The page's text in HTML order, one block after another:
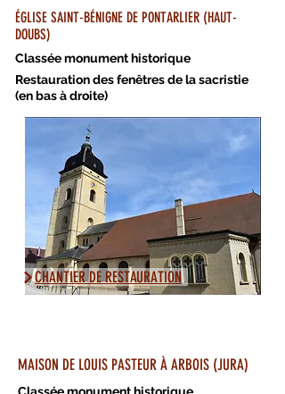
ÉGLISE SAINT-BÉNIGNE DE PONTARLIER (HAUT-
DOUBS)
Classée monument historique
Restauration des fenêtres de la sacristie
(en bas à droite)
MAISON DE LOUIS PASTEUR À ARBOIS (JURA)
CHANTIER DE RESTAURATION